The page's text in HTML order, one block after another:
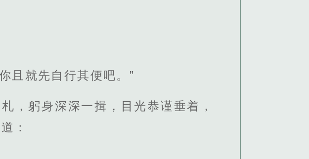
且就先自行其便吧。”
，躬身深深一揖，目光恭谨垂着，
：